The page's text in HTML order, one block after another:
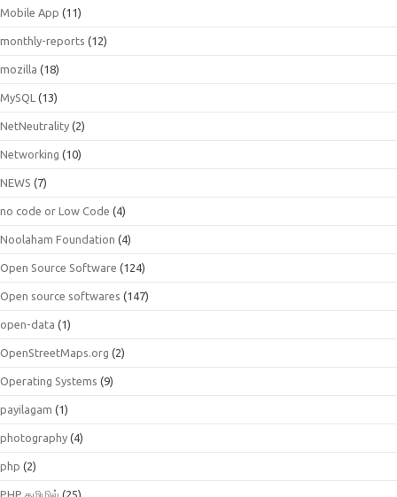
Mobile App (11)
monthly-reports (12)
mozilla (18)
MySQL (13)
NetNeutrality (2)
Networking (10)
NEWS (7)
no code or Low Code (4)
Noolaham Foundation (4)
Open Source Software (124)
Open source softwares (147)
open-data (1)
OpenStreetMaps.org (2)
Operating Systems (9)
payilagam (1)
photography (4)
php (2)
PHP தமிழில் (25)